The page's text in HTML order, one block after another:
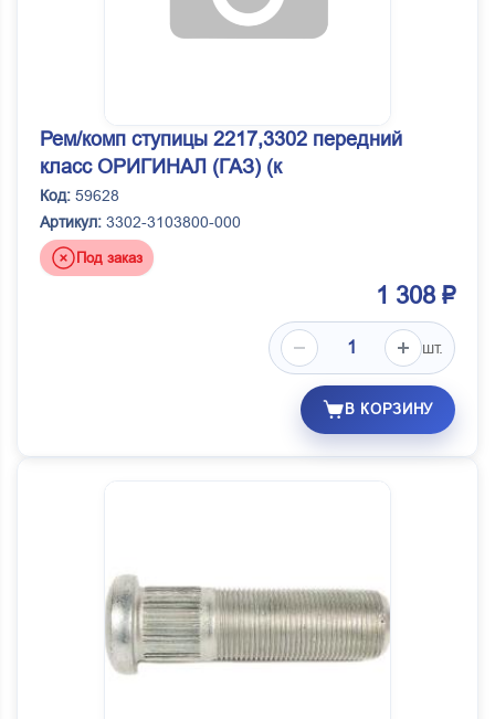
Рем/комп ступицы 2217,3302 передний
класс ОРИГИНАЛ (ГАЗ) (к
Код: 59628
Артикул: 3302-3103800-000
Под заказ
1 308 ₽
шт.
В КОРЗИНУ